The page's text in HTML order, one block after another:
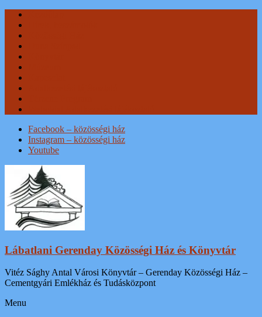
Skip
content
Facebook – közösségi ház
Instagram – közösségi ház
Youtube
Lábatlani Gerenday Közösségi Ház és Könyvtár
Vitéz Sághy Antal Városi Könyvtár – Gerenday Közösségi Ház –
Cementgyári Emlékház és Tudásközpont
Menu